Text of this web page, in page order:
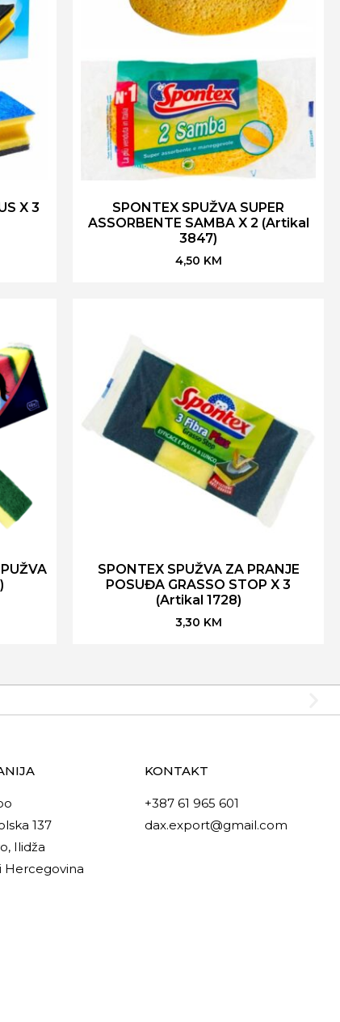
X 3
SPONTEX SPUŽVA SUPER
ASSORBENTE SAMBA X 2 (Artikal
3847)
4,50 KM
SPONTEX SPUŽVA ZA PRANJE
POSUĐA GRASSO STOP X 3
(Artikal 1728)
3,30 KM
137
Ilidža
Hercegovina
KONTAKT
+387 61 965 601
dax.export@gmail.com